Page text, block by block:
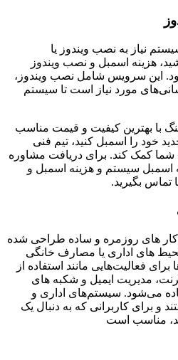
نیاز به نصب ویندوز یا
هزینه اسمبل و نصب ویندوز
این سرویس شامل نصب ویندوز،
مورد نیاز است تا سیستم
با بهترین کیفیت و قیمت مناسب
خود را اسمبل کنید، تیم فنی
شما کمک کند. برای دریافت مشاوره
اسمبل سیستم و هزینه اسمبل و
تماس بگیرید.
کار های روزمره و ساده طراحی شده‌
محیط‌ های اداری یا مصارف خانگی
فعالیت‌هایی مانند استفاده از
مدیریت ایمیل و شکبه های
می‌شود. سیستم‌های اداری و
و برای کاربرانی که به دنبال یک
مناسب‌ است